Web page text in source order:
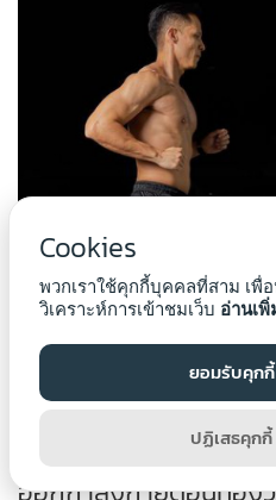
Cookies
พวกเราใช้คุกกี้บุคคลที่สาม เพื่
วิเคราะห์การเข้าชมเว็บ อ่านเ
ยอมรับคุกกี้
ปฏิเสธคุกกี้